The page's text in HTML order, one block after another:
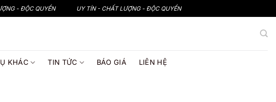
- ĐỘC QUYỀN UY TÍN - CHẤT LƯỢNG - ĐỘC QUYỀN
KHÁC TIN TỨC BÁO GIÁ LIÊN HỆ